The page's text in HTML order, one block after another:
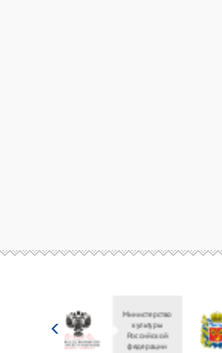
Министерство
культуры
Российской
федерации